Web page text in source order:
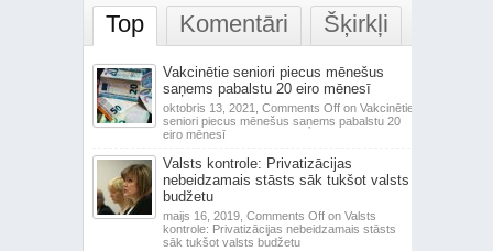
Top Komentāri Šķirkļi
Vakcinētie seniori piecus mēnešus
saņems pabalstu 20 eiro mēnesī
oktobris 13, 2021, Comments Offon Vakcinētie
seniori piecus mēnešus saņems pabalstu 20
eiro mēnesī
Valsts kontrole: Privatizācijas
nebeidzamais stāsts sāk tukšot valsts
budžetu
maijs 16, 2019, Comments Offon Valsts
kontrole: Privatizācijas nebeidzamais stāsts
sāk tukšot valsts budžetu